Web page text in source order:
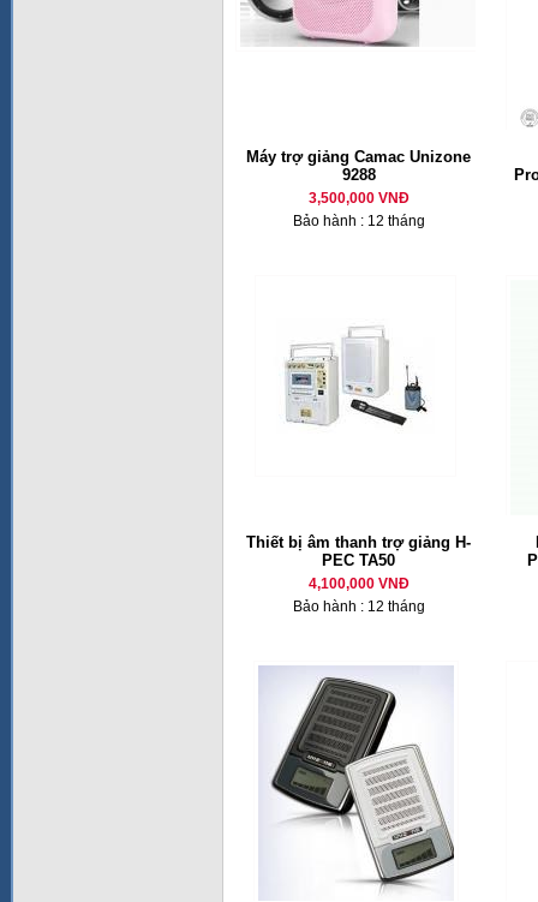
Máy trợ giảng Camac Unizone
9288
3,500,000 VNĐ
Bảo hành : 12 tháng
Thiết bị âm thanh trợ giảng H-
PEC TA50
4,100,000 VNĐ
Bảo hành : 12 tháng